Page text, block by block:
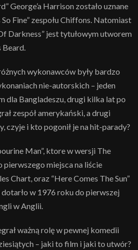
George’a Harrison zostało uznane
Fine” zespołu Chiffons. Natomiast
Darkness” jest tytułowym utworem
Beard.
wykonawców były bardzo
nie-autorskich – jeden
dla Bangladeszu, drugi kilka lat po
zespół amerykański, a drugi
czyje i kto pogonił je na hit-parady?
Man”, ktore w wersji The
pierwszego miejsca na liście
Chart, oraz “Here Comes The Sun”
dotarło w 1976 roku do pierwszej
w Anglii.
ważną rolę w pewnej komedii
– jaki to film i jaki to utwór?